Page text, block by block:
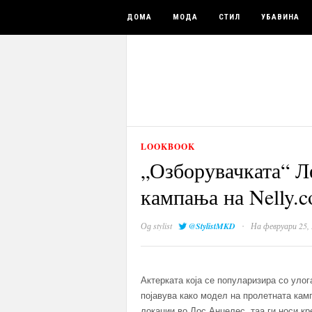
ДОМА МОДА СТИЛ УБАВИНА
LOOKBOOK
„Озборувачката“
кампања на
Одstylist @StylistMKD · На февруари 25,
Актерката која се популаризира со
појавува како модел на пролетната